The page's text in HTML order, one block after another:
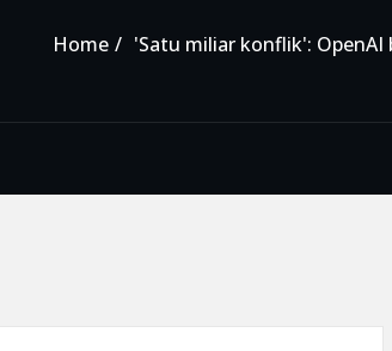
Home 'Satu miliar konflik':